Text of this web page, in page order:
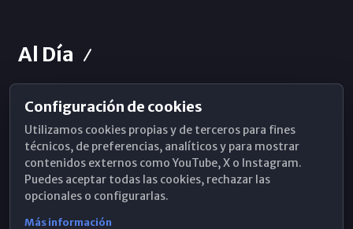
Al Día
Horarios de Misa
Hemeroteca
WhatsApp
Configuración de cookies
Utilizamos cookies propias y de terceros para fines
técnicos, de preferencias, analíticos y para mostrar
contenidos externos como YouTube, X o Instagram.
Puedes aceptar todas las cookies, rechazar las
opcionales o configurarlas.
Más información